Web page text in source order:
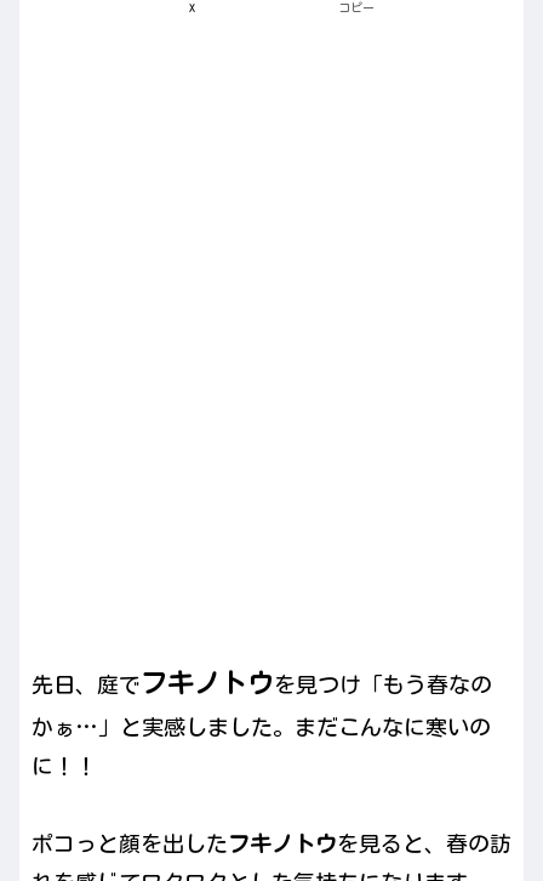
X コピー
先日、庭でフキノトウ を見つけ「もう春なの
かぁ…」と実感しました。まだこんなに寒いの
に！！
ポコっと顔を出したフキノトウを見ると、春の訪